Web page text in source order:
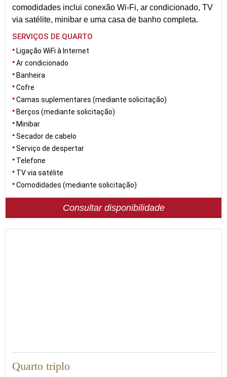
comodidades inclui conexão Wi-Fi, ar condicionado, TV
via satélite, minibar e uma casa de banho completa.
SERVIÇOS DE QUARTO
Ligação WiFi à Internet
Ar condicionado
Banheira
Cofre
Camas suplementares (mediante solicitação)
Berços (mediante solicitação)
Minibar
Secador de cabelo
Serviço de despertar
Telefone
TV via satélite
Comodidades (mediante solicitação)
Consultar disponibilidade
Quarto triplo